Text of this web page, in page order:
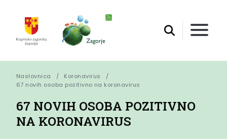
Naslovnica
Koronavirus
67 novih osoba pozitivno na koronavirus
67 NOVIH OSOBA POZITIVNO
NA KORONAVIRUS